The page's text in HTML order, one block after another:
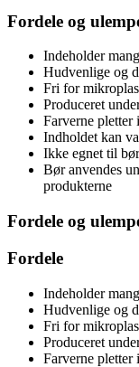
Fordele og
Indeholder
Hudvenlige og
Fri for
Produceret
Farverne pletter
Indholdet kan
Ikke egnet til
Bør anvendes
produkterne
Fordele og
Fordele
Indeholder
Hudvenlige og
Fri for
Produceret
Farverne pletter